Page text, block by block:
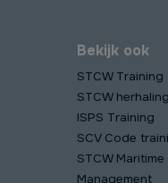
Bekijk ook
STCW Training
STCW
ISPS Training
SCV Code
STCW
Management